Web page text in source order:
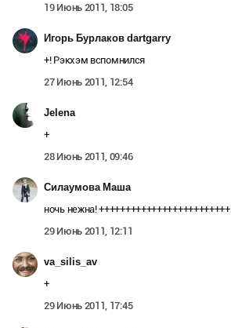
19 Июнь 2011, 18:05
Игорь Бурлаков dartgarry
+! Рэкхэм вспомнился
27 Июнь 2011, 12:54
Jelena
+
28 Июнь 2011, 09:46
Силаумова Маша
ночь нежна! +++++++++++++++++++++++++
29 Июнь 2011, 12:11
va_silis_av
+
29 Июнь 2011, 17:45